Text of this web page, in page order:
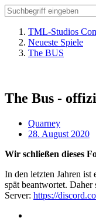
TML-Studios
Neueste Spiele
The BUS
The Bus -
Quarney
28. August 2020
Wir schließen dieses
In den letzten Jahren
spät beantwortet.
Server: https://